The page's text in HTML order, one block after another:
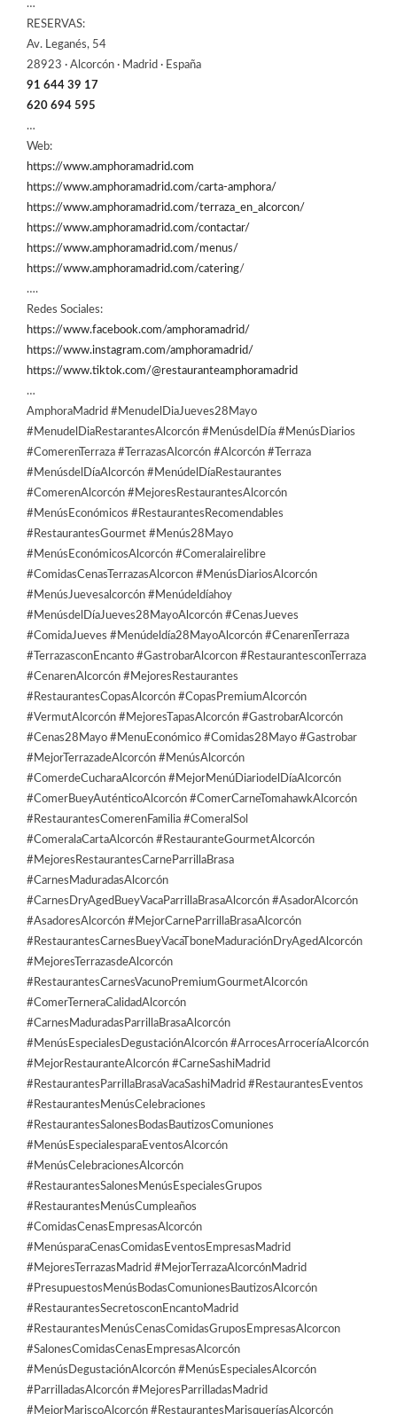
…
RESERVAS:
Av. Leganés, 54
28923 · Alcorcón · Madrid · España
91 644 39 17
620 694 595
…
Web:
https://www.amphoramadrid.com
https://www.amphoramadrid.com/carta-amphora/
https://www.amphoramadrid.com/terraza_en_alcorcon/
https://www.amphoramadrid.com/contactar/
https://www.amphoramadrid.com/menus/
https://www.amphoramadrid.com/catering/
….
Redes Sociales:
https://www.facebook.com/amphoramadrid/
https://www.instagram.com/amphoramadrid/
https://www.tiktok.com/@restauranteamphoramadrid
…
AmphoraMadrid #MenudelDiaJueves28Mayo
#MenudelDiaRestarantesAlcorcón #MenúsdelDía #MenúsDiarios
#ComerenTerraza #TerrazasAlcorcón #Alcorcón #Terraza
#MenúsdelDíaAlcorcón #MenúdelDíaRestaurantes
#ComerenAlcorcón #MejoresRestaurantesAlcorcón
#MenúsEconómicos #RestaurantesRecomendables
#RestaurantesGourmet #Menús28Mayo
#MenúsEconómicosAlcorcón #Comeralairelibre
#ComidasCenasTerrazasAlcorcon #MenúsDiariosAlcorcón
#MenúsJuevesalcorcón #Menúdeldíahoy
#MenúsdelDíaJueves28MayoAlcorcón #CenasJueves
#ComidaJueves #Menúdeldía28MayoAlcorcón #CenarenTerraza
#TerrazasconEncanto #GastrobarAlcorcon #RestaurantesconTerraza
#CenarenAlcorcón #MejoresRestaurantes
#RestaurantesCopasAlcorcón #CopasPremiumAlcorcón
#VermutAlcorcón #MejoresTapasAlcorcón #GastrobarAlcorcón
#Cenas28Mayo #MenuEconómico #Comidas28Mayo #Gastrobar
#MejorTerrazadeAlcorcón #MenúsAlcorcón
#ComerdeCucharaAlcorcón #MejorMenúDiariodelDíaAlcorcón
#ComerBueyAuténticoAlcorcón #ComerCarneTomahawkAlcorcón
#RestaurantesComerenFamilia #ComeralSol
#ComeralaCartaAlcorcón #RestauranteGourmetAlcorcón
#MejoresRestaurantesCarneParrillaBrasa
#CarnesMaduradasAlcorcón
#CarnesDryAgedBueyVacaParrillaBrasaAlcorcón #AsadorAlcorcón
#AsadoresAlcorcón #MejorCarneParrillaBrasaAlcorcón
#RestaurantesCarnesBueyVacaTboneMaduraciónDryAgedAlcorcón
#MejoresTerrazasdeAlcorcón
#RestaurantesCarnesVacunoPremiumGourmetAlcorcón
#ComerTerneraCalidadAlcorcón
#CarnesMaduradasParrillaBrasaAlcorcón
#MenúsEspecialesDegustaciónAlcorcón #ArrocesArroceríaAlcorcón
#MejorRestauranteAlcorcón #CarneSashiMadrid
#RestaurantesParrillaBrasaVacaSashiMadrid #RestaurantesEventos
#RestaurantesMenúsCelebraciones
#RestaurantesSalonesBodasBautizosComuniones
#MenúsEspecialesparaEventosAlcorcón
#MenúsCelebracionesAlcorcón
#RestaurantesSalonesMenúsEspecialesGrupos
#RestaurantesMenúsCumpleaños
#ComidasCenasEmpresasAlcorcón
#MenúsparaCenasComidasEventosEmpresasMadrid
#MejoresTerrazasMadrid #MejorTerrazaAlcorcónMadrid
#PresupuestosMenúsBodasComunionesBautizosAlcorcón
#RestaurantesSecretosconEncantoMadrid
#RestaurantesMenúsCenasComidasGruposEmpresasAlcorcon
#SalonesComidasCenasEmpresasAlcorcón
#MenúsDegustaciónAlcorcón #MenúsEspecialesAlcorcón
#ParrilladasAlcorcón #MejoresParrilladasMadrid
#MejorMariscoAlcorcón #RestaurantesMarisqueríasAlcorcón